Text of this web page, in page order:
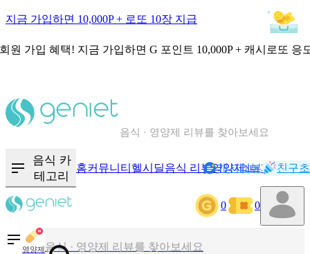
지금 가입하면 10,000P + 로또 10장 지급
원 가입 혜택! 지금 가입하면 G 포인트 10,000P + 캐시로또 응
음식 · 영양제 리뷰를 찾아보세요
음식 카
테고리
홈커뮤니티 헬시딜음식 리뷰영양제NEW기록
캐시리뷰 친구
0 0
영양제
칼로리와 영양성분을 검색해보세요
혈당 · 다이어트 음식 검색해보세요
음식 · 영양제 리뷰를 찾아보세요